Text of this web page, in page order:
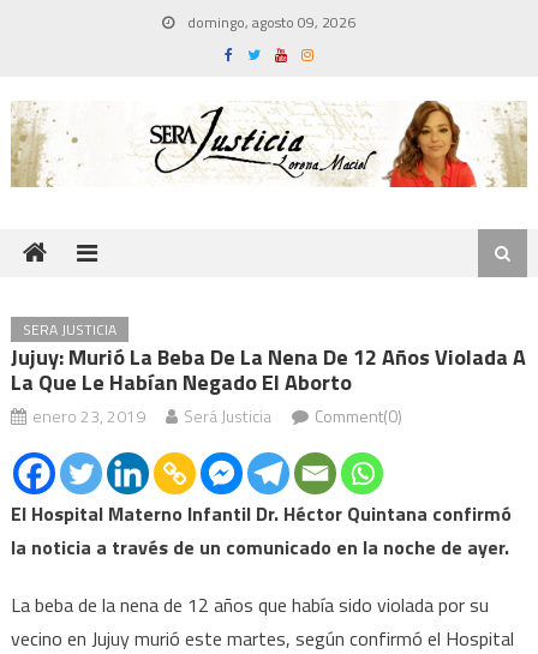
domingo, agosto 09, 2026
SERA JUSTICIA
Jujuy: Murió La Beba De La Nena De 12 Años Violada A
La Que Le Habían Negado El Aborto
enero 23, 2019 Será Justicia Comment(0)
El Hospital Materno Infantil Dr. Héctor Quintana confirmó
la noticia a través de un comunicado en la noche de ayer.
La beba de la nena de 12 años que había sido violada por su
vecino en Jujuy murió este martes, según confirmó el Hospital